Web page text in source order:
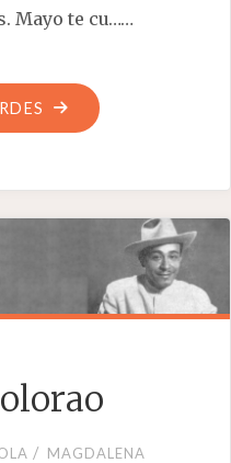
Mayo te cu……
"CAJÓN
DE
/ MAGDALENA